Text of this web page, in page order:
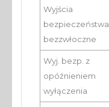
Wyjścia
bezpieczeństwa
bezzwłoczne
Wyj. bezp. z
opóźnieniem
wyłączenia